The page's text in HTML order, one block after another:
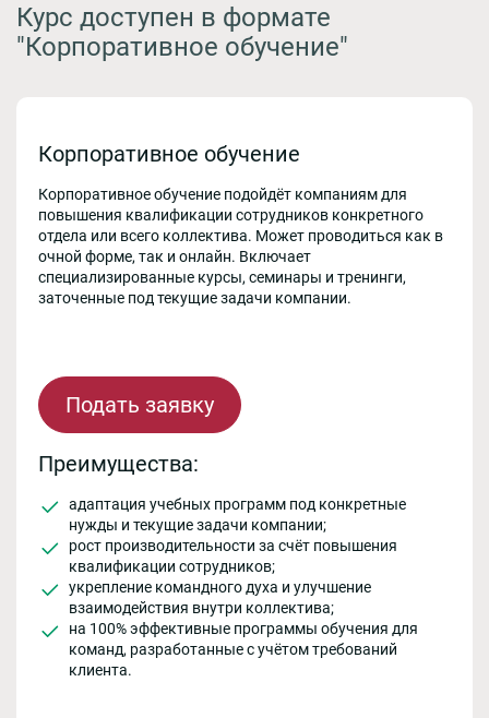
Курс доступен в формате
"Корпоративное обучение"
Корпоративное обучение
Корпоративное обучение подойдёт компаниям для
повышения квалификации сотрудников конкретного
отдела или всего коллектива. Может проводиться как в
очной форме, так и онлайн. Включает
специализированные курсы, семинары и тренинги,
заточенные под текущие задачи компании.
Подать заявку
Преимущества:
адаптация учебных программ под конкретные
нужды и текущие задачи компании;
рост производительности за счёт повышения
квалификации сотрудников;
укрепление командного духа и улучшение
взаимодействия внутри коллектива;
на 100% эффективные программы обучения для
команд, разработанные с учётом требований
клиента.